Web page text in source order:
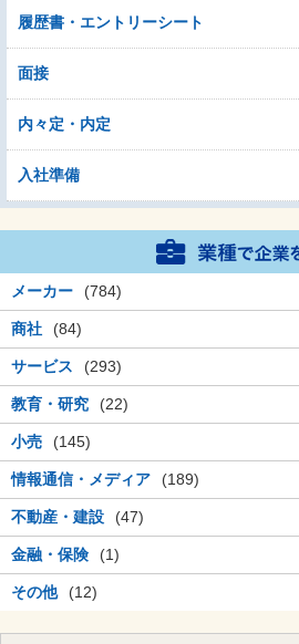
履歴書・エントリーシート
面接
内々定・内定
入社準備
メーカー (784)
商社 (84)
サービス (293)
教育・研究 (22)
小売 (145)
情報通信・メディア (189)
不動産・建設 (47)
金融・保険 (1)
その他 (12)